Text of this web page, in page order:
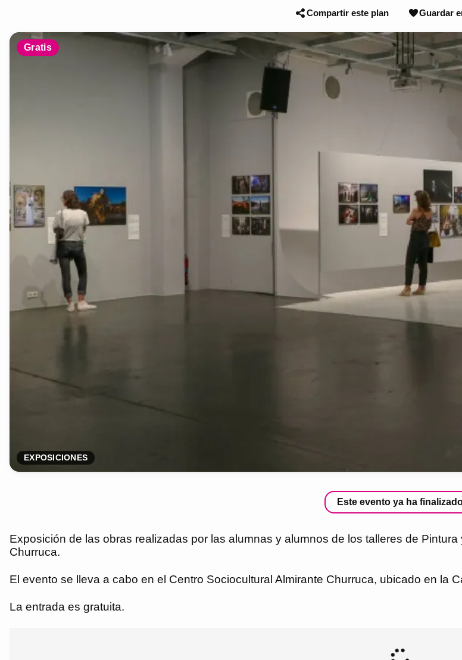
Compartir este plan Guardar
Gratis
EXPOSICIONES
Este evento ya ha
Exposición de las obras realizadas por las alumnas y alumnos de los talleres de
Churruca.
El evento se lleva a cabo en el Centro Sociocultural Almirante Churruca, ubicado en la
La entrada es gratuita.